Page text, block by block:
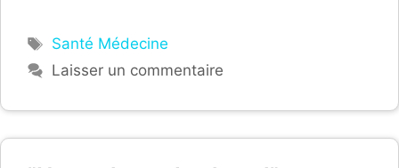
Étiquettes
Santé Médecine
Laisser un commentaire